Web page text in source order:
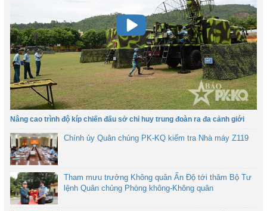
Nâng cao trình độ kíp chiến đấu sở chỉ huy trung đoàn ra đa cảnh giới
Chính ủy Quân chủng PK-KQ kiểm tra Nhà máy Z119
Tham mưu trưởng Không quân Ấn Độ tới thăm Bộ Tư
lệnh Quân chủng Phòng không-Không quân